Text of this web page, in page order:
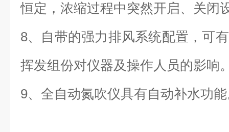
恒定，浓缩过程中突然开启、关闭
8、自带的强力排风系统配置，可
挥发组份对仪器及操作人员的影响
9、全自动氮吹仪具有自动补水功